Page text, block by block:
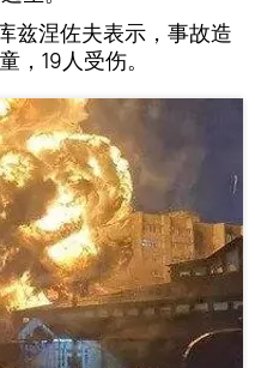
兹涅佐夫表示，事故造
，19人受伤。